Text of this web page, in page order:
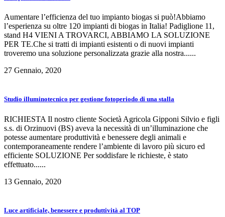
Aumentare l’efficienza del tuo impianto biogas si può!Abbiamo
l’esperienza su oltre 120 impianti di biogas in Italia! Padiglione 11,
stand H4 VIENI A TROVARCI, ABBIAMO LA SOLUZIONE
PER TE.Che si tratti di impianti esistenti o di nuovi impianti
troveremo una soluzione personalizzata grazie alla nostra......
27 Gennaio, 2020
Studio illuminotecnico per gestione fotoperiodo di una stalla
RICHIESTA Il nostro cliente Società Agricola Gipponi Silvio e figli
s.s. di Orzinuovi (BS) aveva la necessità di un’illuminazione che
potesse aumentare produttività e benessere degli animali e
contemporaneamente rendere l’ambiente di lavoro più sicuro ed
efficiente SOLUZIONE Per soddisfare le richieste, è stato
effettuato......
13 Gennaio, 2020
Luce artificiale, benessere e produttività al TOP